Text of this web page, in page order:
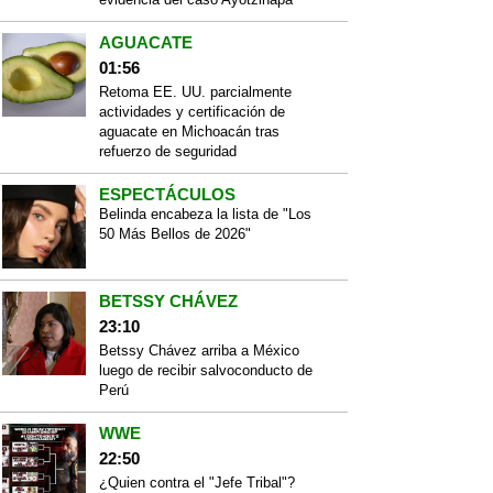
AGUACATE
01:56
Retoma EE. UU. parcialmente
actividades y certificación de
aguacate en Michoacán tras
refuerzo de seguridad
ESPECTÁCULOS
Belinda encabeza la lista de "Los
50 Más Bellos de 2026"
BETSSY CHÁVEZ
23:10
Betssy Chávez arriba a México
luego de recibir salvoconducto de
Perú
WWE
22:50
¿Quien contra el "Jefe Tribal"?